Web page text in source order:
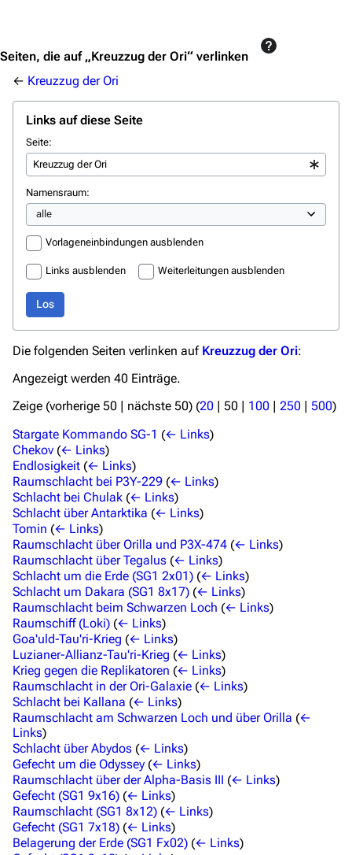
3639 2133 346.358
Navigation
Hauptseite
Spezialseiten
Datei hochladen
Überblick
Stargate SG-1
Stargate Atlantis
Stargate Universe
Stargate Origins
Stargate Infinity
Stargate-Romane
Filme
Das Stargate-Universum
Themenportal
Völker
Orte
Objekte
Seiten, die auf „Kreuzzug der Ori“ verlinken
← Kreuzzug der Ori
Links auf diese Seite
Seite:
Namensraum:
Vorlageneinbindungen ausblenden
Links ausblenden Weiterleitungen ausblenden
Los
Die folgenden Seiten verlinken auf Kreuzzug der Ori:
Angezeigt werden 40 Einträge.
Zeige (vorherige 50 nächste 50) (20 50 100 250 500)
Stargate Kommando SG-1 (← Links)
Chekov (← Links)
Endlosigkeit (← Links)
Raumschlacht bei P3Y-229 (← Links)
Schlacht bei Chulak (← Links)
Schlacht über Antarktika (← Links)
Tomin (← Links)
Raumschlacht über Orilla und P3X-474 (← Links)
Raumschlacht über Tegalus (← Links)
Schlacht um die Erde (SG1 2x01) (← Links)
Schlacht um Dakara (SG1 8x17) (← Links)
Raumschlacht beim Schwarzen Loch (← Links)
Raumschiff (Loki) (← Links)
Goa'uld-Tau'ri-Krieg (← Links)
Luzianer-Allianz-Tau'ri-Krieg (← Links)
Krieg gegen die Replikatoren (← Links)
Raumschlacht in der Ori-Galaxie (← Links)
Schlacht bei Kallana (← Links)
Raumschlacht am Schwarzen Loch und über Orilla (←
Links)
Schlacht über Abydos (← Links)
Gefecht um die Odyssey (← Links)
Raumschlacht über der Alpha-Basis III (← Links)
Gefecht (SG1 9x16) (← Links)
Raumschlacht (SG1 8x12) (← Links)
Gefecht (SG1 7x18) (← Links)
Belagerung der Erde (SG1 Fx02) (← Links)